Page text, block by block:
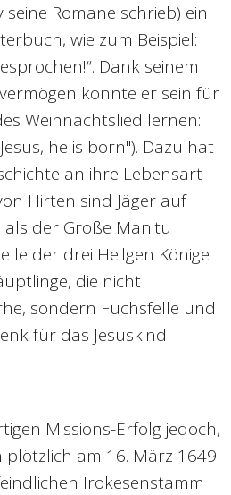
Romane schrieb) ein
wie zum Beispiel:
Dank seinem
konnte er sein für
Weihnachtslied lernen:
he is born"). Dazu hat
an ihre Lebensart
Hirten sind Jäger auf
der Große Manitu
der drei Heilgen Könige
die nicht
sondern Fuchsfelle und
für das Jesuskind
Missions-Erfolg jedoch,
am 16. März 1649
Irokesenstamm